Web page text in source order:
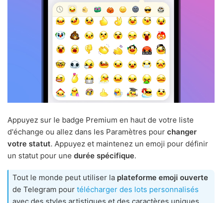
Appuyez sur le badge Premium en haut de votre liste
d'échange ou allez dans les Paramètres pour changer
votre statut. Appuyez et maintenez un emoji pour définir
un statut pour une durée spécifique.
Tout le monde peut utiliser la plateforme emoji ouverte
de Telegram pour télécharger des lots personnalisés